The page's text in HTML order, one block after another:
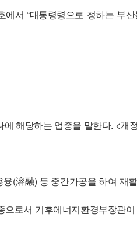
서 “대통령령으로 정하는 부산
해당하는 업종을 말한다. <개
(溶融) 등 중간가공을 하여 재
로서 기후에너지환경부장관